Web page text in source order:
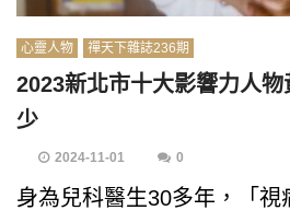
心靈人物 禪天下雜誌236期
2023新北市十大影響力人
少
2024-11-01 0
身為兒科醫生30多年，「視